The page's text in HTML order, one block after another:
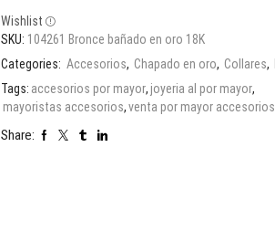
Wishlist
SKU: 104261 Bronce bañado en oro 18K
Categories: Accesorios, Chapado en oro, Collares,
Tags: accesorios por mayor, joyeria al por mayor,
mayoristas accesorios,venta por mayor accesorios
Share: